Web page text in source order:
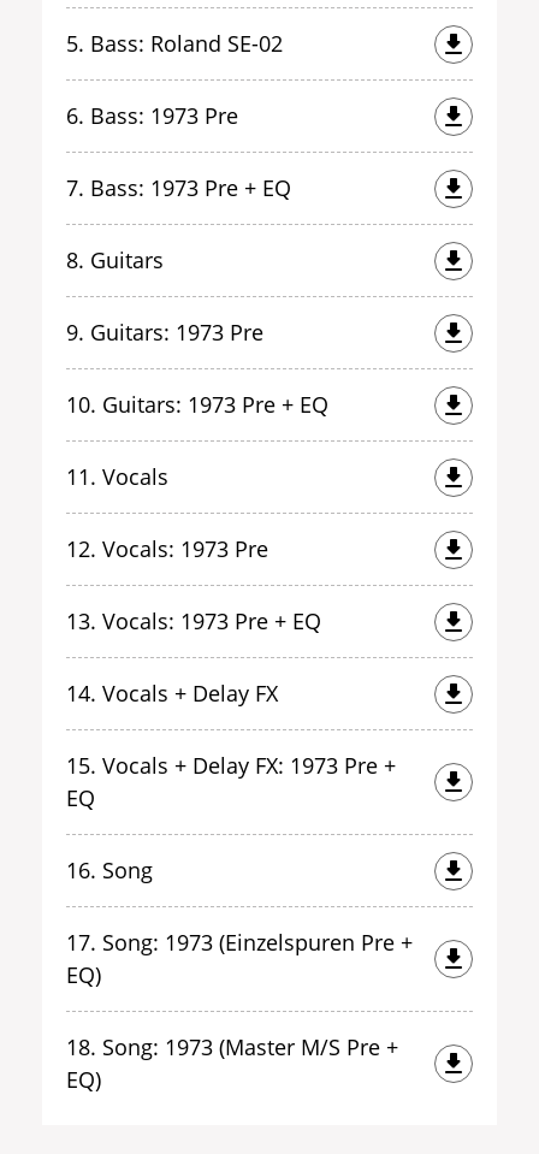
5. Bass: Roland SE-02
6. Bass: 1973 Pre
7. Bass: 1973 Pre + EQ
8. Guitars
9. Guitars: 1973 Pre
10. Guitars: 1973 Pre + EQ
11. Vocals
12. Vocals: 1973 Pre
13. Vocals: 1973 Pre + EQ
14. Vocals + Delay FX
15. Vocals + Delay FX: 1973 Pre +
EQ
16. Song
17. Song: 1973 (Einzelspuren Pre +
EQ)
18. Song: 1973 (Master M/S Pre +
EQ)